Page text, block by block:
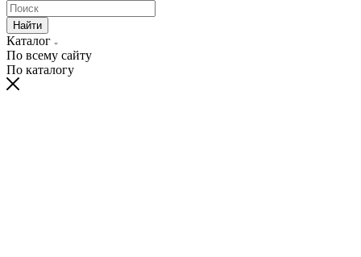
Найти
Каталог
По всему сайту
По каталогу